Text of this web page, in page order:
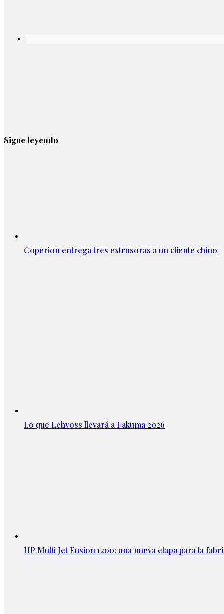
Sigue leyendo
Coperion entrega tres extrusoras a un cliente chino
Lo que Lehvoss llevará a Fakuma 2026
HP Multi Jet Fusion 1200: una nueva etapa para la